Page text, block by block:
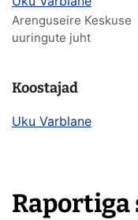
Arenguseire Keskuse
uuringute juht
Koostajad
Uku Varblane
Raportiga